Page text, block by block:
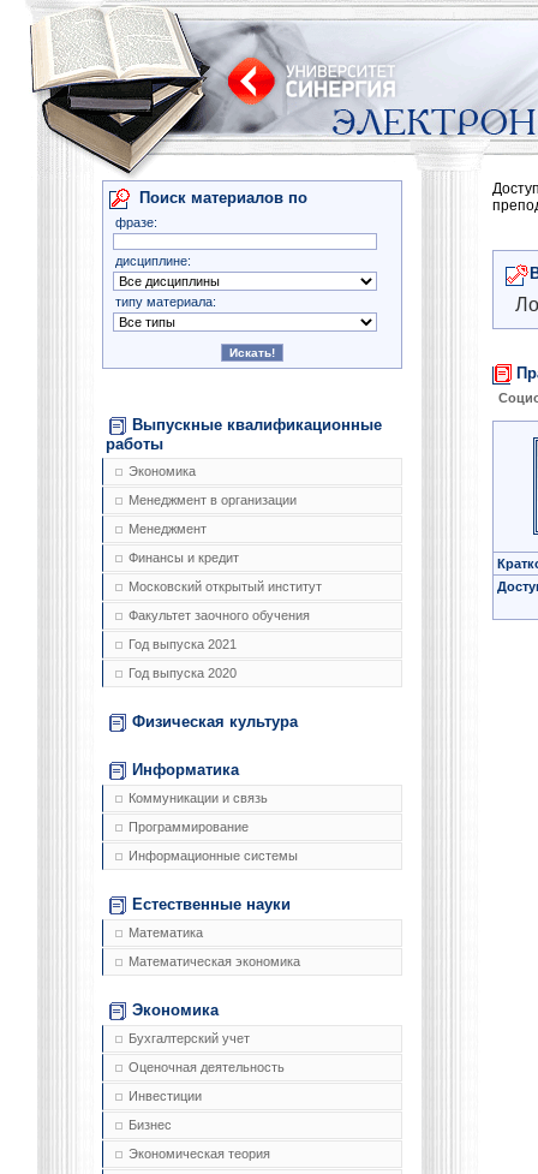
Поиск материалов по
фразе:
дисциплине:
типу материала:
Выпускные квалификационные
работы
Экономика
Менеджмент в организации
Менеджмент
Финансы и кредит
Московский открытый институт
Факультет заочного обучения
Год выпуска 2021
Год выпуска 2020
Физическая культура
Информатика
Коммуникации и связь
Программирование
Информационные системы
Естественные науки
Математика
Математическая экономика
Экономика
Бухгалтерский учет
Оценочная деятельность
Инвестиции
Бизнес
Экономическая теория